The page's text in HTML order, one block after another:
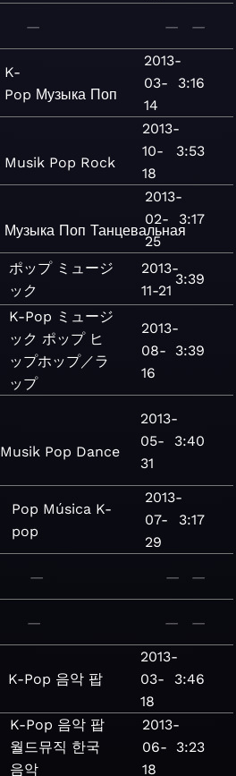
— — —
K-
Pop Музыка Поп
2013-
03-
14
3:16
Musik Pop Rock
2013-
10-
18
3:53
Музыка Поп Танцевальная
2013-
02-
25
3:17
ポップ ミュージ
ック
2013-
11-21
3:39
K-Pop ミュージ
ック ポップ ヒ
ップホップ／ラ
ップ
2013-
08-
16
3:39
Musik Pop Dance
2013-
05-
31
3:40
Pop Música K-
pop
2013-
07-
29
3:17
— — —
— — —
K-Pop 음악 팝
2013-
03-
18
3:46
K-Pop 음악 팝
월드뮤직 한국
음악
2013-
06-
18
3:23